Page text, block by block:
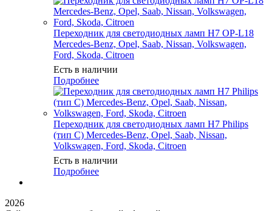
Переходник для светодиодных ламп H7 OP-L18
Mercedes-Benz, Opel, Saab, Nissan, Volkswagen,
Ford, Skoda, Citroen
Есть в наличии
Подробнее
Переходник для светодиодных ламп H7 Philips
(тип C) Mercedes-Benz, Opel, Saab, Nissan,
Volkswagen, Ford, Skoda, Citroen
Есть в наличии
Подробнее
2026